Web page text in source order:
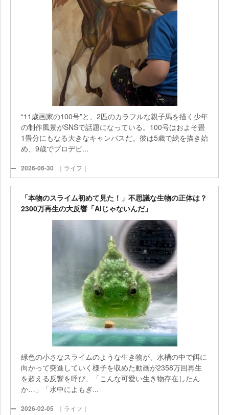
“11歳画家の100号”と、2匹のカラフルな親子馬を描く少年
の制作風景がSNSで話題になっている。100号はおよそ畳
1畳分にもなる大きなキャンバスだ。彼は5歳で絵を描き始
め、9歳でプロデビ...
2026-06-30 ｜ライフ｜
「本物のスライム初めて見た！」不思議な生物の正体は？
2300万再生の大反響「AIじゃないんだ」
緑色の小さなスライムのような生き物が、水槽の中で餌に
向かって突進していく様子を収めた動画が2358万回再生
を超える反響を呼び、「こんな可愛い生き物存在したん
か…」「水中によもぎ...
2026-02-05 ｜ライフ｜